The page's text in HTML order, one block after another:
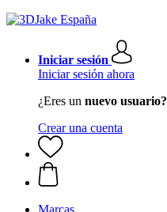
Iniciar sesión
Iniciar sesión ahora
¿Eres un nuevo usuario?
Crear una cuenta
Marcas